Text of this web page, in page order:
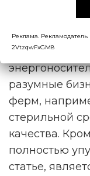
потенциал
сбоев,
разумные
ферм,
стерильной
качества.
полностью
статье,
Реклама.
2VtzqwFxGM8